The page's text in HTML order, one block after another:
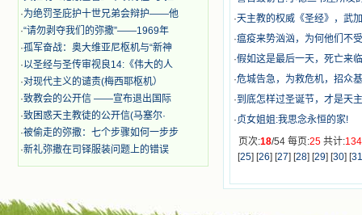
着，为自已的同胞带给他们的苦难而
哀号。我一遍遍地重读那一行行被我
的斑斑泪痕弄得模糊不清的字句，那
些被主的爱火所燃烧而离开家乡来到
中国的传教士，我多么爱你们啊！我
心中流淌着多少感激的泪水。 他
们受苦却觉得喜乐，因为他们爱主，
他们感到能为主受一点苦是多么喜乐
的事。他们受苦时仍在唱着感谢的
歌，因他们无法不称颂主，因主使他
们的心灵洋溢了快乐；他们激发了我
内心神圣的热情，在我的心灵深处燃
读，一面想过着他们这样圣善的生
·为绝罚圣庇护十世兄弟会辩护——他
·“请勿剥夺我们的弥撒”——1969年
·孤军奋战：奥大维亚尼枢机与“新神
·以圣经与圣传审视良14:《伟大的人
·对现代主义的谴责(梅西耶枢机）
·致教会的公开信 ——宣布退出国际
·致困惑天主教徒的公开信(马塞尔·
·被偷走的弥撒：七个步骤如何一步步
·新礼弥撒在司铎服装问题上的错误
·天主教的权威《圣经》，武
·瘟疫来势汹汹，为何他们不
·假如这是最后一天，死亡来
·危城告急，为救危机，招众
·到底怎样过圣诞节，才是天
·贞女姐姐:我思念永恒的家!
页次:18/54 每页:25 共计:
[25] [26] [27] [28] [29] [30] [31